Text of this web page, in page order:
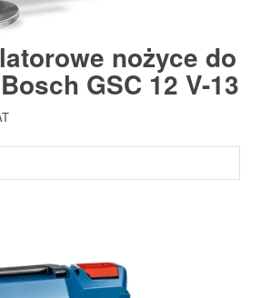
nożyce do
GSC 12 V-13